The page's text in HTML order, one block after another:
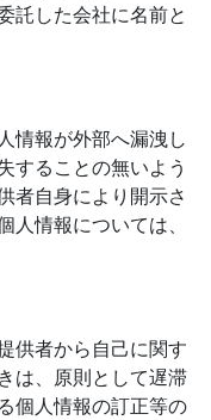
託した会社に名前と
情報が外部へ漏洩し
することの無いよう
者自身により開示さ
情報については、
供者から自己に関す
は、原則として遅滞
個人情報の訂正等の